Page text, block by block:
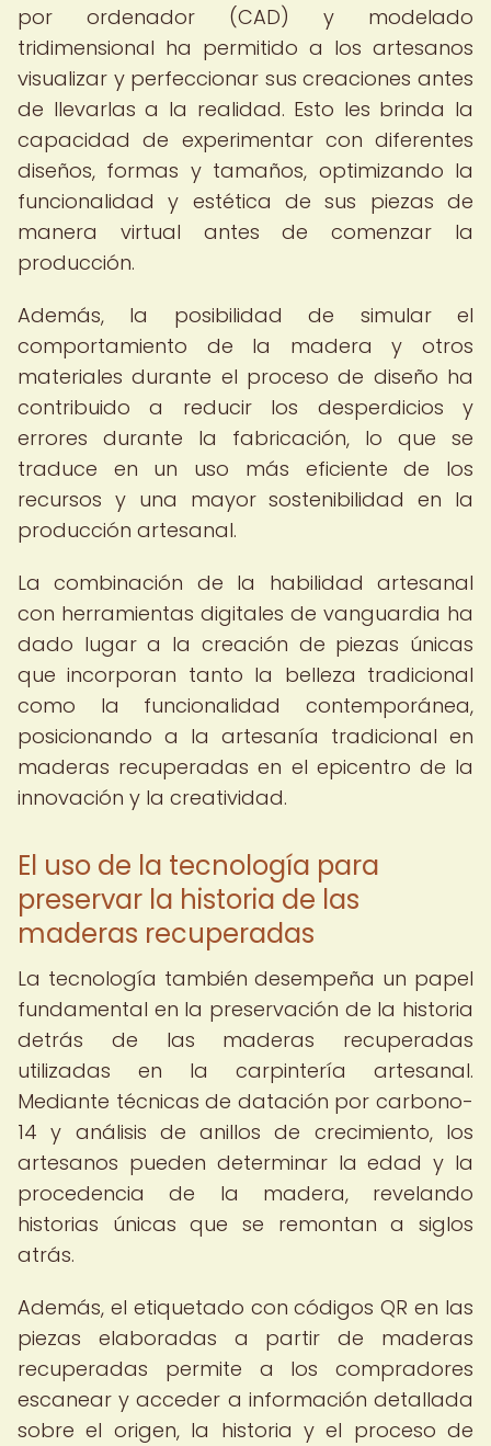
por ordenador (CAD) y modelado
tridimensional ha permitido a los artesanos
visualizar y perfeccionar sus creaciones antes
de llevarlas a la realidad. Esto les brinda la
capacidad de experimentar con diferentes
diseños, formas y tamaños, optimizando la
funcionalidad y estética de sus piezas de
manera virtual antes de comenzar la
producción.
Además, la posibilidad de simular el
comportamiento de la madera y otros
materiales durante el proceso de diseño ha
contribuido a reducir los desperdicios y
errores durante la fabricación, lo que se
traduce en un uso más eficiente de los
recursos y una mayor sostenibilidad en la
producción artesanal.
La combinación de la habilidad artesanal
con herramientas digitales de vanguardia ha
dado lugar a la creación de piezas únicas
que incorporan tanto la belleza tradicional
como la funcionalidad contemporánea,
posicionando a la artesanía tradicional en
maderas recuperadas en el epicentro de la
innovación y la creatividad.
El uso de la tecnología para
preservar la historia de las
maderas recuperadas
La tecnología también desempeña un papel
fundamental en la preservación de la historia
detrás de las maderas recuperadas
utilizadas en la carpintería artesanal.
Mediante técnicas de datación por carbono-
14 y análisis de anillos de crecimiento, los
artesanos pueden determinar la edad y la
procedencia de la madera, revelando
historias únicas que se remontan a siglos
atrás.
Además, el etiquetado con códigos QR en las
piezas elaboradas a partir de maderas
recuperadas permite a los compradores
escanear y acceder a información detallada
sobre el origen, la historia y el proceso de